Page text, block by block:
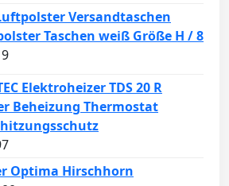
Versandtaschen
Taschen weiß Größe H / 8
Elektroheizer TDS 20 R
Beheizung Thermostat
Optima Hirschhorn